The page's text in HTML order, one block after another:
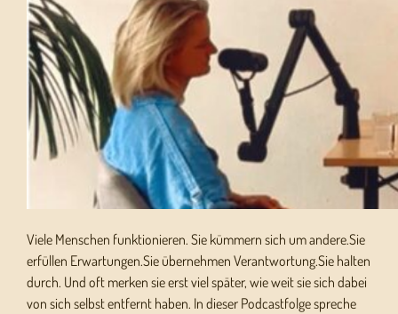
Viele Menschen funktionieren. Sie kümmern sich um andere.Sie
erfüllen Erwartungen.Sie übernehmen Verantwortung.Sie halten
durch. Und oft merken sie erst viel später, wie weit sie sich dabei
von sich selbst entfernt haben. In dieser Podcastfolge spreche